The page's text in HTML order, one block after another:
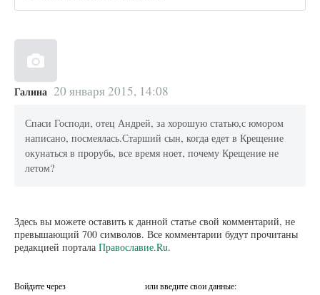
Галина 20 января 2015, 14:08
Спаси Господи, отец Андрей, за хорошую статью,с юмором
написано, посмеялась.Старший сын, когда едет в Крещение
окунаться в прорубь, все время ноет, почему Крещение не
летом?
Здесь вы можете оставить к данной статье свой комментарий, не
превышающий 700 символов. Все комментарии будут прочитаны
редакцией портала Православие.Ru.
Войдите через или введите свои данные: